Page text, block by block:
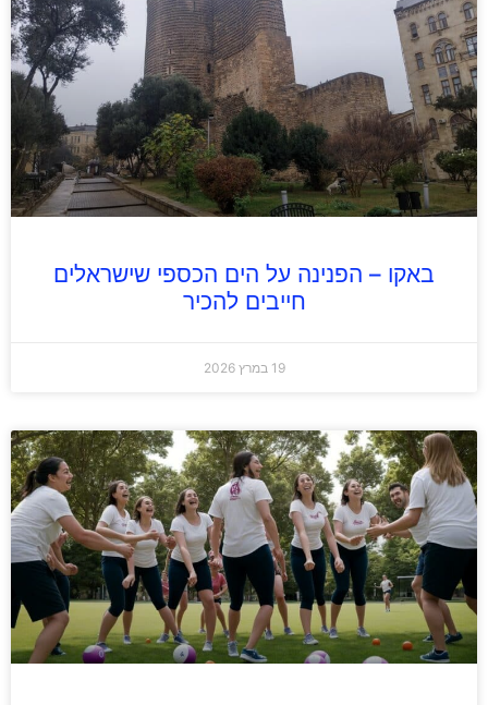
באקו – הפנינה על הים הכספי שישראלים
חייבים להכיר
19 במרץ 2026